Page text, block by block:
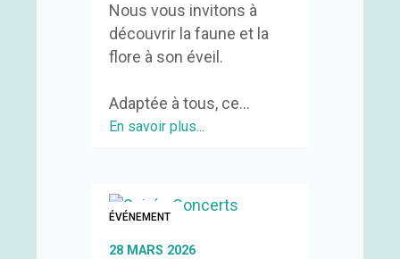
Nous vous invitons à
découvrir la faune et la
flore à son éveil.
Adaptée à tous, ce...
En savoir plus...
ÉVÉNEMENT
28 MARS 2026